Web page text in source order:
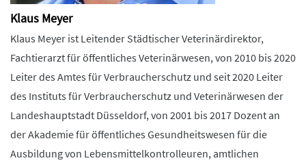
Klaus Meyer
Klaus Meyer ist Leitender Städtischer Veterinärdirektor,
Fachtierarzt für öffentliches Veterinärwesen, von 2010 bis 2020
Leiter des Amtes für Verbraucherschutz und seit 2020 Leiter
des Instituts für Verbraucherschutz und Veterinärwesen der
Landeshauptstadt Düsseldorf, von 2001 bis 2017 Dozent an
der Akademie für öffentliches Gesundheitswesen für die
Ausbildung von Lebensmittelkontrolleuren, amtlichen